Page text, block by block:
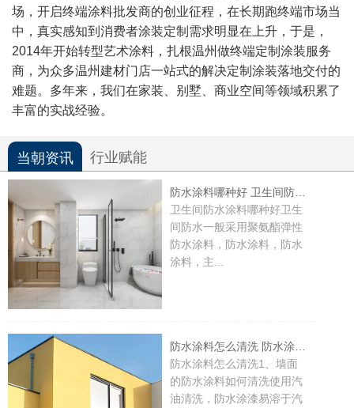
场，开启终端涂料批发商的创业征程，在长期跑终端市场当
中，真实感知到消费者涂装定制需求明显在上升，于是，
2014年开始转型艺术涂料，扎根温州做终端定制涂装服务
商，为众多温州建材门店一站式的解决定制涂装落地交付的
难题。多年来，我们在家装、别墅、商业空间等领域积累了
丰富的实战经验。
当朝资讯 行业赋能
防水涂料哪种好 卫生间防水考虑部位
卫生间防水涂料哪种好卫生
间防水一般采用聚氨酯弹性
防水涂料，防水涂料，防水
涂料，主...
防水涂料怎么清洗 防水涂料使用注意事项
防水涂料怎么清洗1、墙面
的防水涂料如何清洗使用汽
油清洗，防水涂漆易溶于汽